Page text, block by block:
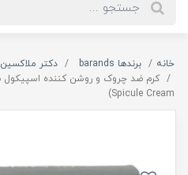
خانه برندها barands
دکتر ملاکسین Dr.Melaxin
Spicule Cream)